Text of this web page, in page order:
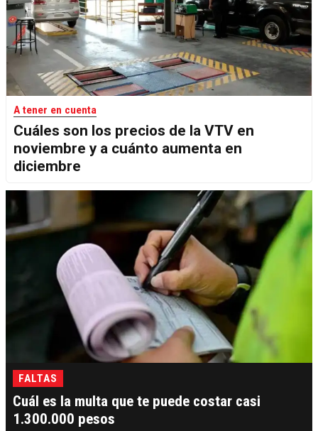
A tener en cuenta
Cuáles son los precios de la VTV en
noviembre y a cuánto aumenta en
diciembre
FALTAS
Cuál es la multa que te puede costar casi
1.300.000 pesos